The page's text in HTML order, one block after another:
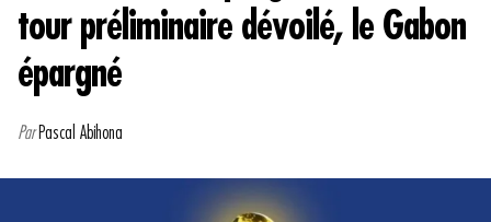
tour préliminaire dévoilé, le Gabon
épargné
ParPascal Abihona